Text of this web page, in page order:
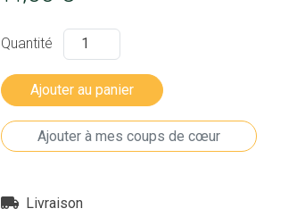
Quantité
Livraison